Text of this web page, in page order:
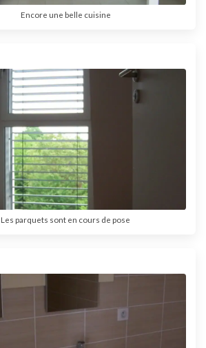
Encore une belle cuisine
Les parquets sont en cours de pose